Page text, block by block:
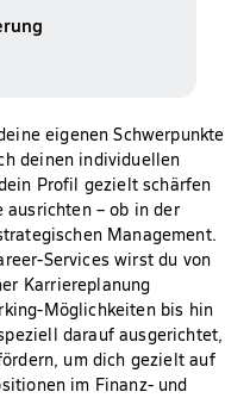
eigenen Schwerpunkte
deinen individuellen
Profil gezielt schärfen
– ob in der
Management.
Services wirst du von
Karriereplanung
Möglichkeiten bis hin
darauf ausgerichtet,
um dich gezielt auf
im Finanz- und